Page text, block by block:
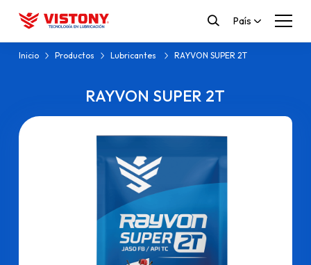
País
Inicio Productos Lubricantes RAYVON SUPER 2T
RAYVON SUPER 2T